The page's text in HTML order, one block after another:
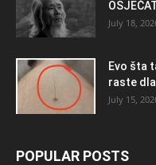
July 18,
Evo šta
raste
July 15,
POPULAR POSTS